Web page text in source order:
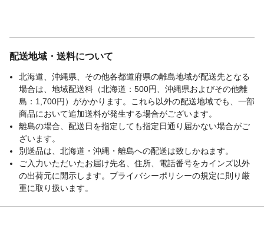
配送地域・送料について
北海道、沖縄県、その他各都道府県の離島地域が配送先となる
場合は、地域配送料（北海道：500円、沖縄県およびその他離
島：1,700円）がかかります。これら以外の配送地域でも、一部
商品において追加送料が発生する場合がございます。
離島の場合、配送日を指定しても指定日通り届かない場合がご
ざいます。
別送品は、北海道・沖縄・離島への配送は致しかねます。
ご入力いただいたお届け先名、住所、電話番号をカインズ以外
の出荷元に開示します。プライバシーポリシーの規定に則り厳
重に取り扱います。